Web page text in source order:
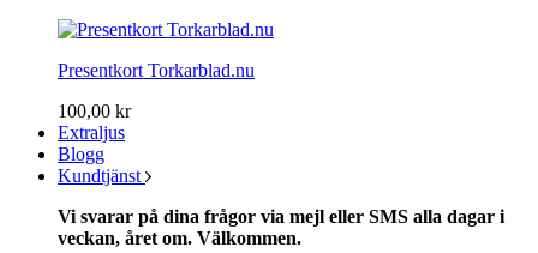
Presentkort Torkarblad.nu
100,00 kr
Extraljus
Blogg
Kundtjänst
Vi svarar på dina frågor via mejl eller SMS alla dagar i
veckan, året om. Välkommen.